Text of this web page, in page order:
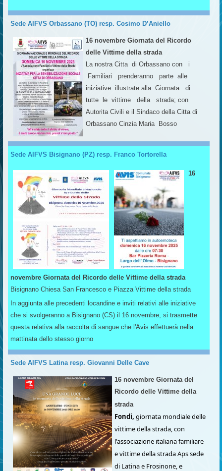
Sede AIFVS Orbassano (TO) resp. Cosimo D’Aniello
16 novembre Giornata del Ricordo
delle Vittime della strada
La nostra Citta di Orbassano con i
Familiari prenderanno parte alle
iniziative illustrate alla Giornata di
tutte le vittime della strada; con
Autorita Civili e il Sindaco della Citta di
Orbassano Cinzia Maria Bosso
Sede AIFVS Bisignano (PZ) resp. Franco Tortorella
16
novembre Giornata del Ricordo delle Vittime della strada
Bisignano Chiesa San Francesco e Piazza Vittime della strada
In aggiunta alle precedenti locandine e inviti relativi alle iniziative
che si svolgeranno a Bisignano (CS) il 16 novembre, si trasmette
questa relativa alla raccolta di sangue che l'Avis effettuerà nella
mattinata dello stesso giorno
Sede AIFVS Latina resp. Giovanni Delle Cave
16 novembre Giornata del
Ricordo delle Vittime della
strada
Fondi, giornata mondiale delle
vittime della strada, con
l'associazione italiana familiare
e vittime della strada Aps sede
di Latina e Frosinone, e